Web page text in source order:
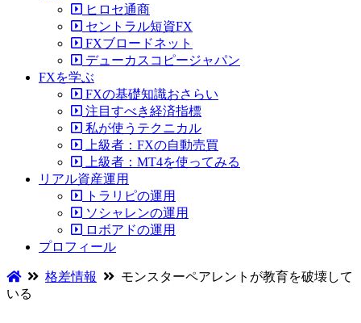
ヒロセ通商
セントラル短資FX
FXブロードネット
デューカスコピージャパン
FXを学ぶ
FXの基礎知識おさらい
注目すべき経済指標
私が使うテクニカル
上級者：FXの自動売買
上級者：MT4を使ってみる
リアル資産運用
トラリピの運用
ソシャレンの運用
ロボアドの運用
プロフィール
格差情報
モンスターペアレントが教育を破壊して
いる